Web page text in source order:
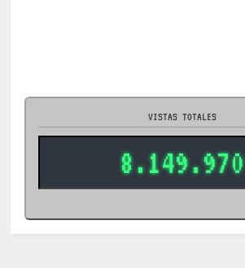
VISTAS TOTALES
8.149.970